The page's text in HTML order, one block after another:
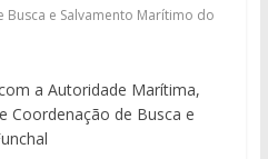
e Salvamento Marítimo do
a Autoridade Marítima,
Coordenação de Busca e